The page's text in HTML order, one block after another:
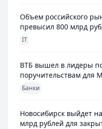
Объем российского
превысил 800 млрд
IT
ВТБ вышел в лидеры
поручительствам для
Банки
Новосибирск выйдет
млрд рублей для